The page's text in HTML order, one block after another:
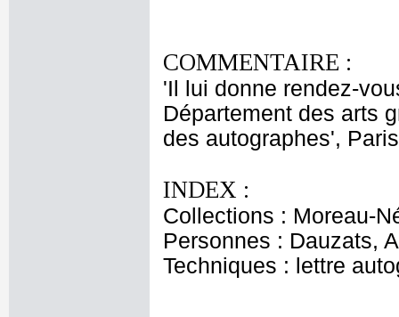
COMMENTAIRE :
'Il lui donne rendez-
Département des arts
des autographes',
INDEX :
Collections : Moreau-
Personnes : Dauzats,
Techniques : lettre